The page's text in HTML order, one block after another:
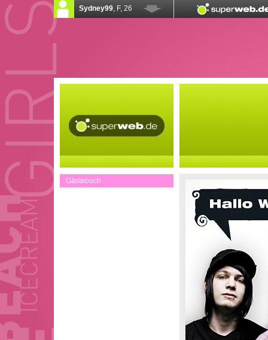
Gästebuch